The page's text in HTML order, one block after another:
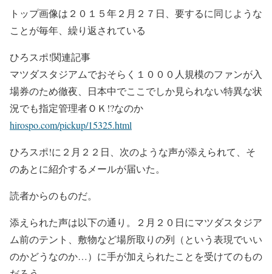
トップ画像は２０１５年２月２７日、要するに同じような
ことが毎年、繰り返されている
ひろスポ!関連記事
マツダスタジアムでおそらく１０００人規模のファンが入
場券のため徹夜、日本中でここでしか見られない特異な状
況でも指定管理者ＯＫ!?なのか
hirospo.com/pickup/15325.html
ひろスポ!に２月２２日、次のような声が添えられて、そ
のあとに紹介するメールが届いた。
読者からのものだ。
添えられた声は以下の通り。２月２０日にマツダスタジア
ム前のテント、敷物など場所取りの列（という表現でいい
のかどうなのか…）に手が加えられたことを受けてのもの